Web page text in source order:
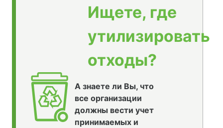
Ищете, где
утилизировать
отходы?
А знаете ли Вы, что
все организации
должны вести учет
принимаемых и